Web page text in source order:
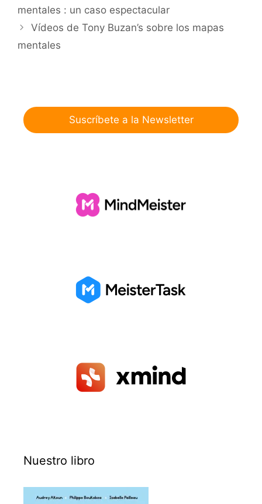
mentales : un caso espectacular
Vídeos de Tony Buzan’s sobre los mapas
mentales
Suscríbete a la Newsletter
Nuestro libro